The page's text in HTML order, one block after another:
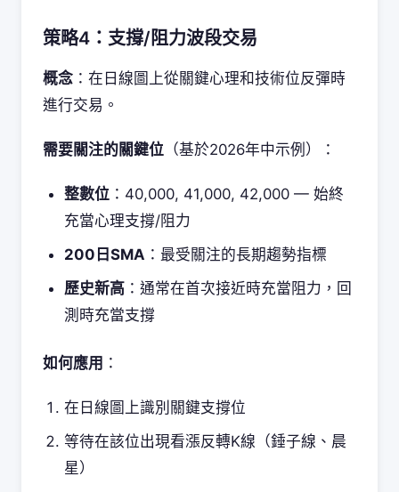
策略4：支撐/阻力波段交易
概念 ：在日線圖上從關鍵心理和技術位反彈時
進行交易。
需要關注的關鍵位 （基於2026年中示例）：
整數位 ：40,000, 41,000, 42,000 — 始終
充當心理支撐/阻力
200日SMA ：最受關注的長期趨勢指標
歷史新高 ：通常在首次接近時充當阻力，回
測時充當支撐
如何應用 ：
在日線圖上識別關鍵支撐位
等待在該位出現看漲反轉K線（錘子線、晨
星）